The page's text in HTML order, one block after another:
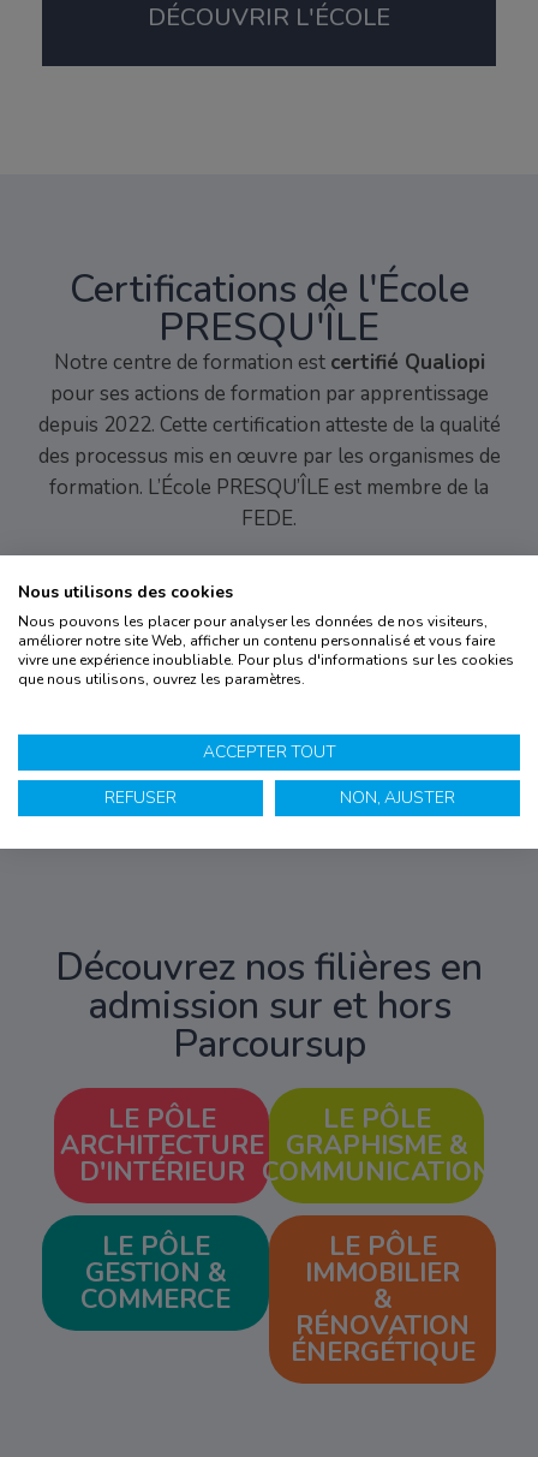
DÉCOUVRIR L'ÉCOLE
Certifications de l'École
PRESQU'ÎLE
Notre centre de formation est certifié Qualiopi
pour ses actions de formation par apprentissage
depuis 2022. Cette certification atteste de la qualité
des processus mis en œuvre par les organismes de
formation. L’École PRESQU’ÎLE est membre de la
FEDE.
La
certification
qualité a été
d’actions
formation
par
apprentissage.
certificat)
Découvrez nos filières en
admission sur et hors
Parcoursup
LE PÔLE
ARCHITECTURE
D'INTÉRIEUR
LE PÔLE
GRAPHISME &
COMMUNICATION
LE PÔLE
GESTION &
COMMERCE
LE PÔLE
IMMOBILIER
&
RÉNOVATION
ÉNERGÉTIQUE
Nous utilisons des cookies
Nous pouvons les placer pour analyser les données de nos visiteurs,
améliorer notre site Web, afficher un contenu personnalisé et vous faire
vivre une expérience inoubliable. Pour plus d'informations sur les cookies
que nous utilisons, ouvrez les paramètres.
ACCEPTER TOUT
REFUSER
NON, AJUSTER